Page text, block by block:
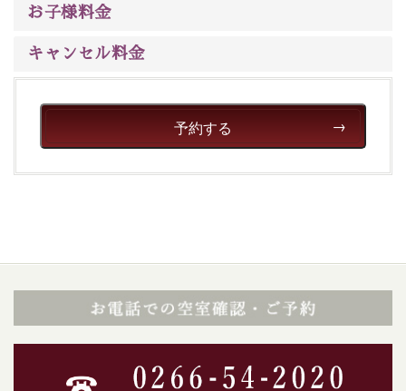
眺望はございませんが、源泉掛け流しの温泉の質を楽し
む貸切温泉風呂です。ゆったりといやされるプライベー
トな空間をお愉しみください。
【旅】
■諏訪大社4社を巡る無料参拝バス
※交通規制などにより運行できない日がございます
※年末年始及び御柱祭前後は運行しておりません
で心癒されます。
お子様料金
キャンセル料金
予約する